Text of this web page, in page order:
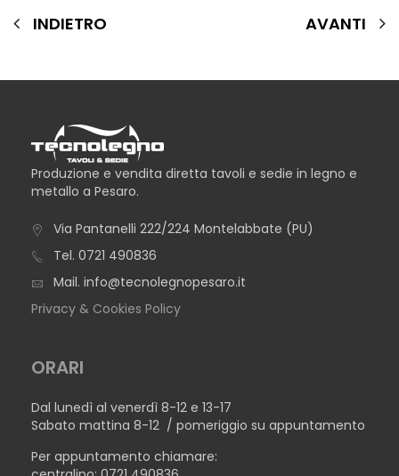
INDIETRO AVANTI
Produzione e vendita diretta tavoli e sedie in legno e
metallo a Pesaro.
Via Pantanelli 222/224 Montelabbate (PU)
Tel. 0721 490836
Mail. info@tecnolegnopesaro.it
Privacy & Cookies Policy
ORARI
Dal lunedì al venerdì 8-12 e 13-17
Sabato mattina 8-12 / pomeriggio su appuntamento
Per appuntamento chiamare: